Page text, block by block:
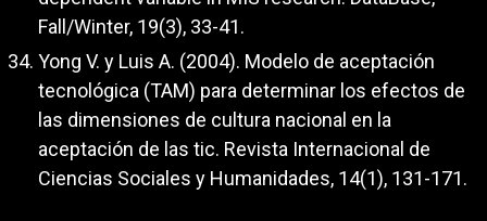
Fall/Winter, 19(3), 33-41.
Yong V. y Luis A. (2004). Modelo de aceptación
tecnológica (TAM) para determinar los efectos de
las dimensiones de cultura nacional en la
aceptación de las tic. Revista Internacional de
Ciencias Sociales y Humanidades, 14(1), 131-171.